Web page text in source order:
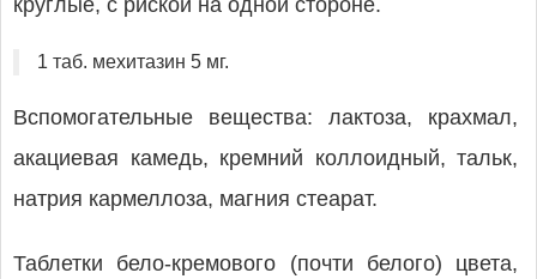
круглые, с риской на одной стороне.
1 таб. мехитазин 5 мг.
Вспомогательные вещества: лактоза, крахмал,
акациевая камедь, кремний коллоидный, тальк,
натрия кармеллоза, магния стеарат.
Таблетки бело-кремового (почти белого) цвета,